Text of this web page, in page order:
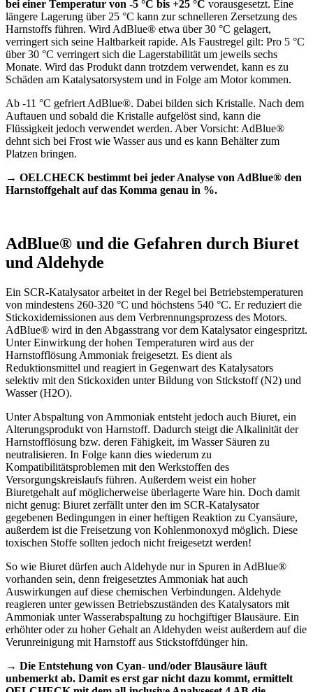
bei einer Temperatur von -5 °C bis +25 °C vorausgesetzt. Eine
längere Lagerung über 25 °C kann zur schnelleren Zersetzung des
Harnstoffs führen. Wird AdBlue® etwa über 30 °C gelagert,
verringert sich seine Haltbarkeit rapide. Als Faustregel gilt: Pro 5 °C
über 30 °C verringert sich die Lagerstabilität um jeweils sechs
Monate. Wird das Produkt dann trotzdem verwendet, kann es zu
Schäden am Katalysatorsystem und in Folge am Motor kommen.
Ab -11 °C gefriert AdBlue®. Dabei bilden sich Kristalle. Nach dem
Auftauen und sobald die Kristalle aufgelöst sind, kann die
Flüssigkeit jedoch verwendet werden. Aber Vorsicht: AdBlue®
dehnt sich bei Frost wie Wasser aus und es kann Behälter zum
Platzen bringen.
→ OELCHECK bestimmt bei jeder Analyse von AdBlue® den
Harnstoffgehalt auf das Komma genau in %.
AdBlue® und die Gefahren durch Biuret
und Aldehyde
Ein SCR-Katalysator arbeitet in der Regel bei Betriebstemperaturen
von mindestens 260-320 °C und höchstens 540 °C. Er reduziert die
Stickoxidemissionen aus dem Verbrennungsprozess des Motors.
AdBlue® wird in den Abgasstrang vor dem Katalysator eingespritzt.
Unter Einwirkung der hohen Temperaturen wird aus der
Harnstofflösung Ammoniak freigesetzt. Es dient als
Reduktionsmittel und reagiert in Gegenwart des Katalysators
selektiv mit den Stickoxiden unter Bildung von Stickstoff (N2) und
Wasser (H2O).
Unter Abspaltung von Ammoniak entsteht jedoch auch Biuret, ein
Alterungsprodukt von Harnstoff. Dadurch steigt die Alkalinität der
Harnstofflösung bzw. deren Fähigkeit, im Wasser Säuren zu
neutralisieren. In Folge kann dies wiederum zu
Kompatibilitätsproblemen mit den Werkstoffen des
Versorgungskreislaufs führen. Außerdem weist ein hoher
Biuretgehalt auf möglicherweise überlagerte Ware hin. Doch damit
nicht genug: Biuret zerfällt unter den im SCR-Katalysator
gegebenen Bedingungen in einer heftigen Reaktion zu Cyansäure,
außerdem ist die Freisetzung von Kohlenmonoxyd möglich. Diese
toxischen Stoffe sollten jedoch nicht freigesetzt werden!
So wie Biuret dürfen auch Aldehyde nur in Spuren in AdBlue®
vorhanden sein, denn freigesetztes Ammoniak hat auch
Auswirkungen auf diese chemischen Verbindungen. Aldehyde
reagieren unter gewissen Betriebszuständen des Katalysators mit
Ammoniak unter Wasserabspaltung zu hochgiftiger Blausäure. Ein
erhöhter oder zu hoher Gehalt an Aldehyden weist außerdem auf die
Verunreinigung mit Harnstoff aus Stickstoffdünger hin.
→ Die Entstehung von Cyan- und/oder Blausäure läuft
unbemerkt ab. Damit es erst gar nicht dazu kommt, ermittelt